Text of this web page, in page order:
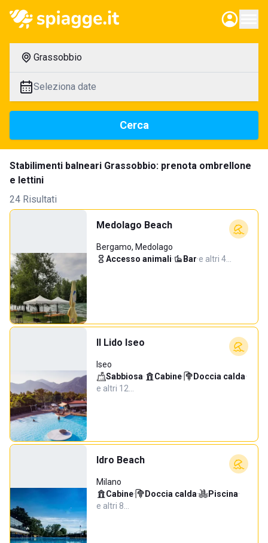
Grassobbio
Seleziona date
Cerca
Stabilimenti balneari Grassobbio: prenota ombrellone
e lettini
24 Risultati
Medolago Beach
Bergamo, Medolago
Accesso animali· Bar·e altri 4…
Il Lido Iseo
Iseo
Sabbiosa· Cabine· Doccia calda·
e altri 12…
Idro Beach
Milano
Cabine· Doccia calda· Piscina·
e altri 8…